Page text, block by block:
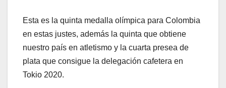
Esta es la quinta medalla olímpica para Colombia
en estas justes, además la quinta que obtiene
nuestro país en atletismo y la cuarta presea de
plata que consigue la delegación cafetera en
Tokio 2020.